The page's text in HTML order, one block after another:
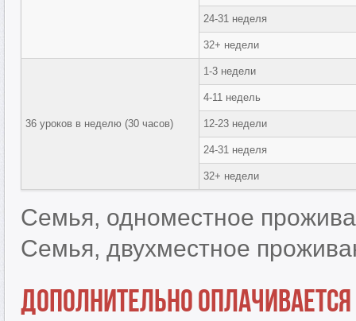
24-31 неделя
32+ недели
36 уроков в неделю (30 часов)
1-3 недели
4-11 недель
12-23 недели
24-31 неделя
32+ недели
Семья, одноместное
Семья, двухместное
Дополнительно оплачивается